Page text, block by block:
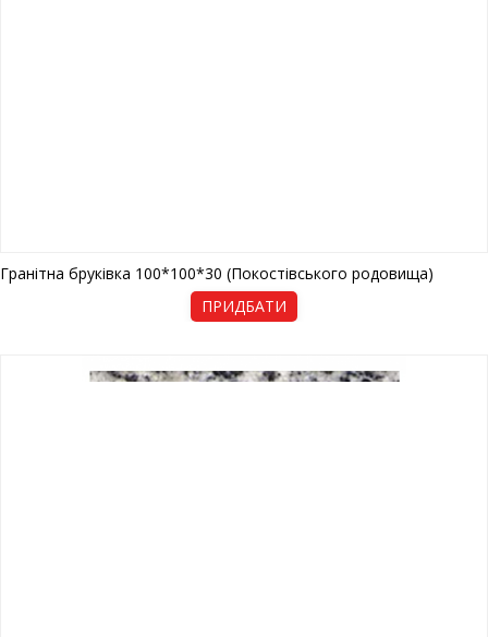
ПРИДБАТИ
Гранітна бруківка 100*100*30 (Покостівського родовища)